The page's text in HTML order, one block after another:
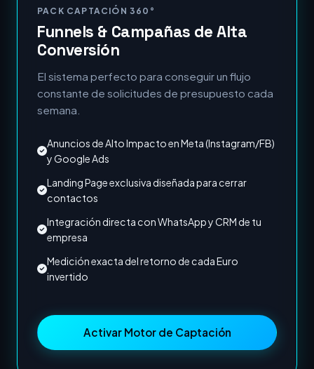
PACK CAPTACIÓN 360°
Funnels & Campañas de Alta
Conversión
El sistema perfecto para conseguir un flujo
constante de solicitudes de presupuesto cada
semana.
Anuncios de Alto Impacto en Meta (Instagram/FB)
y Google Ads
Landing Page exclusiva diseñada para cerrar
contactos
Integración directa con WhatsApp y CRM de tu
empresa
Medición exacta del retorno de cada Euro
invertido
Activar Motor de Captación